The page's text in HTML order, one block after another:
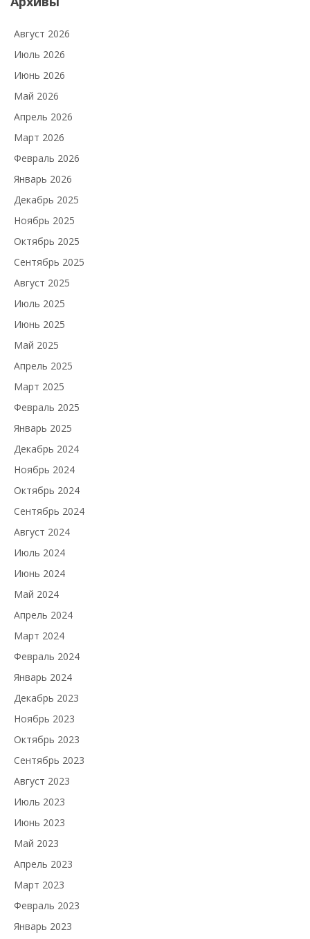
Август 2026
Июль 2026
Июнь 2026
Май 2026
Апрель 2026
Март 2026
Февраль 2026
Январь 2026
Декабрь 2025
Ноябрь 2025
Октябрь 2025
Сентябрь 2025
Август 2025
Июль 2025
Июнь 2025
Май 2025
Апрель 2025
Март 2025
Февраль 2025
Январь 2025
Декабрь 2024
Ноябрь 2024
Октябрь 2024
Сентябрь 2024
Август 2024
Июль 2024
Июнь 2024
Май 2024
Апрель 2024
Март 2024
Февраль 2024
Январь 2024
Декабрь 2023
Ноябрь 2023
Октябрь 2023
Сентябрь 2023
Август 2023
Июль 2023
Июнь 2023
Май 2023
Апрель 2023
Март 2023
Февраль 2023
Январь 2023